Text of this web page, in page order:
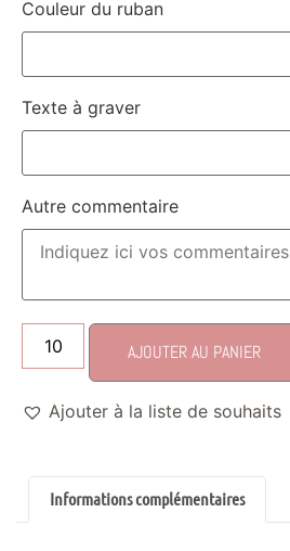
Couleur du ruban
Texte à graver
Autre commentaire
AJOUTER AU PANIER
Ajouter à la liste de souhaits
Informations complémentaires